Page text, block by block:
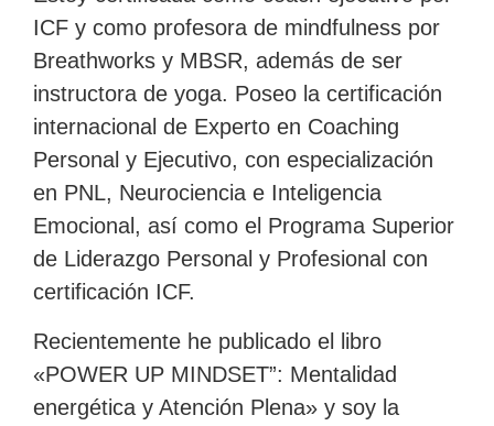
ICF y como profesora de mindfulness por
Breathworks y MBSR, además de ser
instructora de yoga. Poseo la certificación
internacional de Experto en Coaching
Personal y Ejecutivo, con especialización
en PNL, Neurociencia e Inteligencia
Emocional, así como el Programa Superior
de Liderazgo Personal y Profesional con
certificación ICF.
Recientemente he publicado el libro
«POWER UP MINDSET”: Mentalidad
energética y Atención Plena» y soy la